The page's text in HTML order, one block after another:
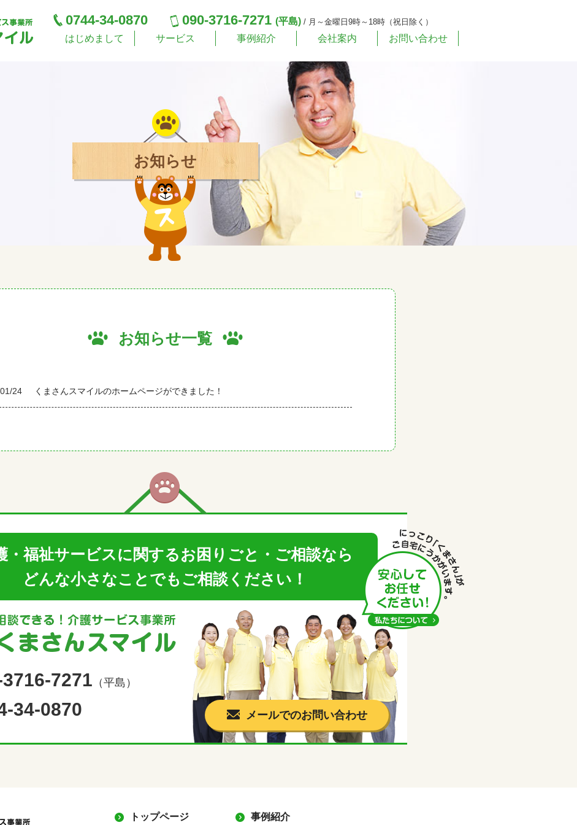
0744-34-0870 090-3716-7271 (平島) / 月～金曜日9時～18時（祝日除く）
はじめまして サービス 事例紹介 会社案内 お問い合わせ
お知らせ
お知らせ一覧
24 くまさんスマイルのホームページができました！
・福祉サービスに関するお困りごと・ご相談なら
どんな小さなことでもご相談ください！
7271 （平島）
34-0870 メールでのお問い合わせ
トップページ 事例紹介